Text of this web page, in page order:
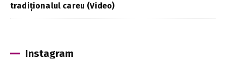
tradiționalul careu (Video)
Instagram